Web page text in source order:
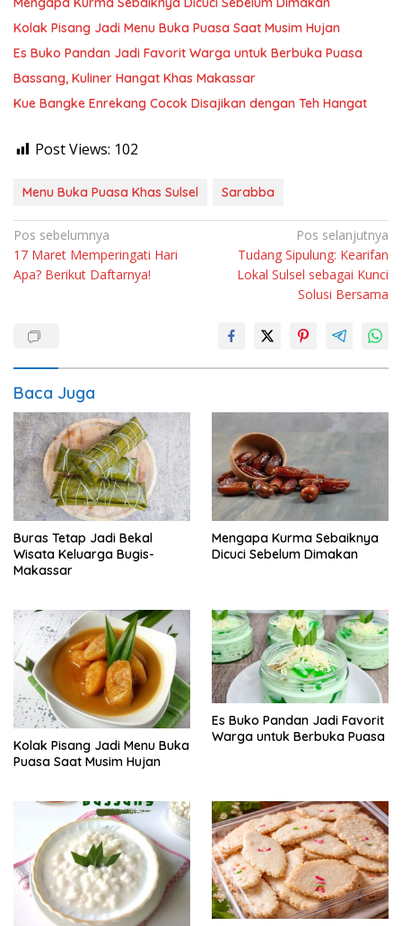
Kolak Pisang Jadi Menu Buka Puasa Saat Musim Hujan
Es Buko Pandan Jadi Favorit Warga untuk Berbuka Puasa
Bassang, Kuliner Hangat Khas Makassar
Kue Bangke Enrekang Cocok Disajikan dengan Teh Hangat
Post Views: 102
Menu Buka Puasa Khas Sulsel Sarabba
Navigasi
pos
Pos sebelumnya
17 Maret Memperingati Hari
Apa? Berikut Daftarnya!
Pos selanjutnya
Tudang Sipulung: Kearifan
Lokal Sulsel sebagai Kunci
Solusi Bersama
Baca Juga
Buras Tetap Jadi Bekal
Wisata Keluarga Bugis-
Makassar
Mengapa Kurma Sebaiknya
Dicuci Sebelum Dimakan
Kolak Pisang Jadi Menu Buka
Puasa Saat Musim Hujan
Es Buko Pandan Jadi Favorit
Warga untuk Berbuka Puasa